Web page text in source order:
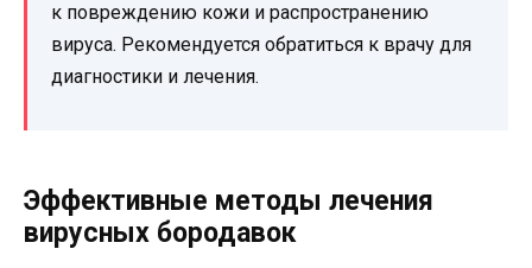
к повреждению кожи и распространению
вируса. Рекомендуется обратиться к врачу для
диагностики и лечения.
Эффективные методы лечения
вирусных бородавок